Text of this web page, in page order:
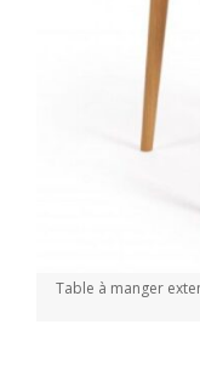
Table à manger